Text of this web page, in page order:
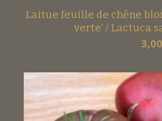
Laitue feuille de chêne
verte’ / Lactuca
3,00